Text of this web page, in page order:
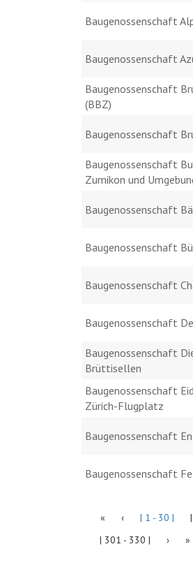
Baugenossenschaft
Baugenossenschaft
Baugenossenschaft
(BBZ)
Baugenossenschaft
Baugenossenschaft
Zumikon und
Baugenossenschaft
Baugenossenschaft
Baugenossenschaft
Baugenossenschaft
Baugenossenschaft
Brüttisellen
Baugenossenschaft
Zürich-Flugplatz
Baugenossenschaft
Baugenossenschaft
« ‹ | 1 - 30 |
| 301 - 330 |
› »